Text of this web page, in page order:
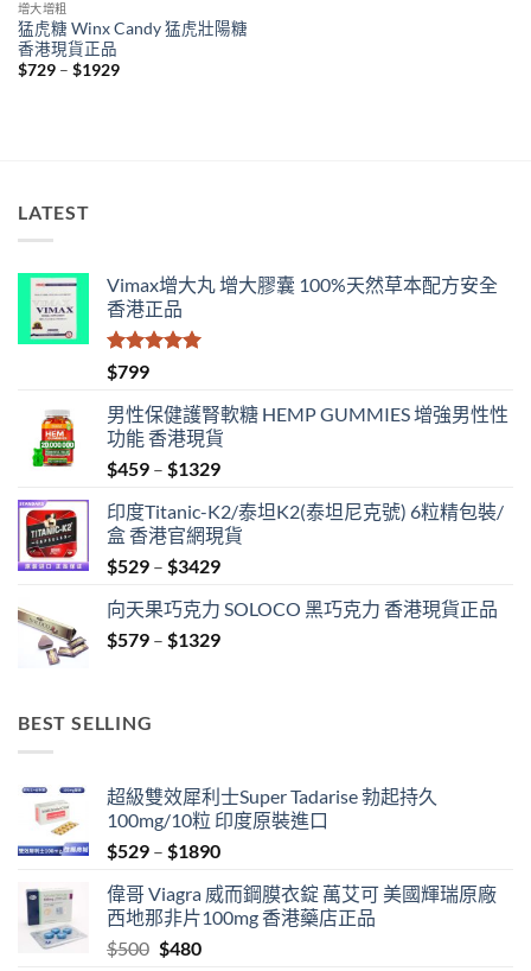
增大增粗
猛虎糖 Winx Candy 猛虎壯陽糖
香港現貨正品
$729 – $1929Price
LATEST
Vimax增大丸 增大膠囊 100%天然草本配方安全
香港正品
評分
滿分 5
$799
男性保健護腎軟糖 HEMP GUMMIES 增強男性性
功能 香港現貨
$459 – $1329Price
$459
through
$1329
印度Titanic-K2/泰坦K2(泰坦尼克號) 6粒精包裝/
盒 香港官網現貨
$529 – $3429Price
$529
through
向天果巧克力 SOLOCO 黑巧克力 香港現貨正品
$579 – $1329Price
BEST SELLING
超級雙效犀利士Super Tadarise 勃起持久
100mg/10粒 印度原裝進口
$529 – $1890Price
$529
through
偉哥 Viagra 威而鋼膜衣錠 萬艾可 美國輝瑞原廠
西地那非片100mg 香港藥店正品
$500 Original
$480Current